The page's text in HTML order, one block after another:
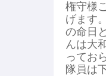
権守様
げます
の命日
んは大
ってお
隊員は